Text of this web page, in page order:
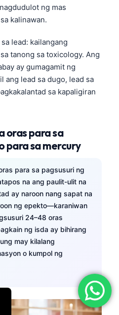
ng mas
kalinawan.
lead: kailangang
tanong sa toxicology. Ang
ay gumagamit ng
ang lead sa dugo, lead sa
sa kapaligiran
oras para sa
para sa mercury
para sa pagsusuri ng
na ang paulit-ulit na
ay naroon nang sapat na
ng epekto—karaniwan
24–48 oras
ng isda ay bihirang
may kilalang
o kumpol ng